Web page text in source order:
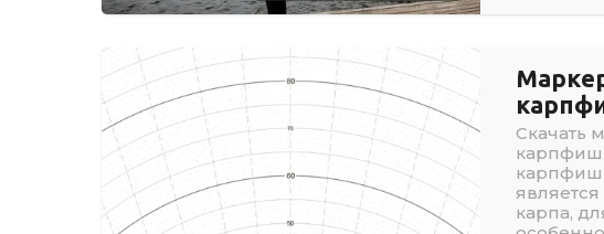
Скачать
карпа,